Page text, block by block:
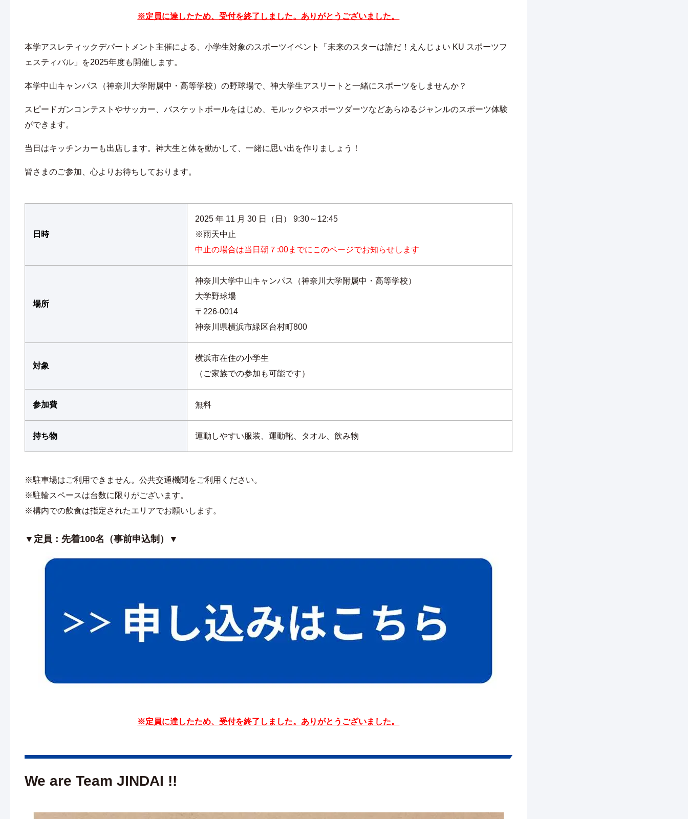
※定員に達したため、受付を終了しました。ありがとうございました。
本学アスレティックデパートメント主催による、小学生対象のスポーツイベント「未来のスターは誰だ！えんじょい KU スポーツフ
ェスティバル」を2025年度も開催します。
本学中山キャンパス（神奈川大学附属中・高等学校）の野球場で、神大学生アスリートと一緒にスポーツをしませんか？
スピードガンコンテストやサッカー、バスケットボールをはじめ、モルックやスポーツダーツなどあらゆるジャンルのスポーツ体験
ができます。
当日はキッチンカーも出店します。神大生と体を動かして、一緒に思い出を作りましょう！
皆さまのご参加、心よりお待ちしております。
日時
2025 年 11 月 30 日（日） 9:30～12:45
※雨天中止
中止の場合は当日朝７:00までにこのページでお知らせします
場所
神奈川大学中山キャンパス（神奈川大学附属中・高等学校）
大学野球場
〒226-0014
神奈川県横浜市緑区台村町800
対象
横浜市在住の小学生
（ご家族での参加も可能です）
参加費 無料
持ち物 運動しやすい服装、運動靴、タオル、飲み物
※駐車場はご利用できません。公共交通機関をご利用ください。
※駐輪スペースは台数に限りがございます。
※構内での飲食は指定されたエリアでお願いします。
▼定員：先着100名（事前申込制）▼
※定員に達したため、受付を終了しました。ありがとうございました。
We are Team JINDAI !!